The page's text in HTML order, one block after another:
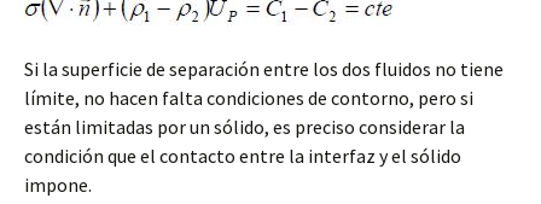
Si la superficie de separación entre los dos fluidos no tiene
límite, no hacen falta condiciones de contorno, pero si
están limitadas por un sólido, es preciso considerar la
condición que el contacto entre la interfaz y el sólido
impone.